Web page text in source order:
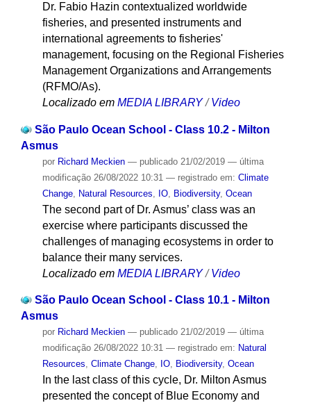
Dr. Fabio Hazin contextualized worldwide
fisheries, and presented instruments and
international agreements to fisheries'
management, focusing on the Regional Fisheries
Management Organizations and Arrangements
(RFMO/As).
Localizado em MEDIA LIBRARY /Video
São Paulo Ocean School - Class 10.2 - Milton
Asmus
por Richard Meckien — publicado21/02/2019 — última
modificação26/08/2022 10:31 — registrado em: Climate
Change, Natural Resources IO, Biodiversity, Ocean
The second part of Dr. Asmus’ class was an
exercise where participants discussed the
challenges of managing ecosystems in order to
balance their many services.
Localizado em MEDIA LIBRARY /Video
São Paulo Ocean School - Class 10.1 - Milton
Asmus
por Richard Meckien — publicado21/02/2019 — última
modificação26/08/2022 10:31 — registrado em: Natural
Resources, Climate Change, IO, Biodiversity, Ocean
In the last class of this cycle, Dr. Milton Asmus
presented the concept of Blue Economy and